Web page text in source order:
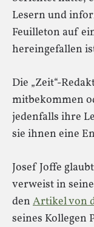
Lesern und
Feuilleton auf
hereingefallen
Die „Zeit“-
mitbekommen
jedenfalls ihre
sie ihnen eine
Josef Joffe
verweist in
den Artikel von
seines Kollegen